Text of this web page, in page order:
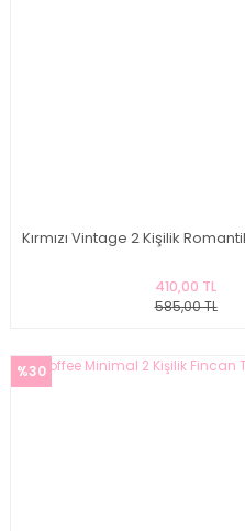
Kırmızı Vintage 2 Kişilik
410,00 TL
585,00 TL
%30